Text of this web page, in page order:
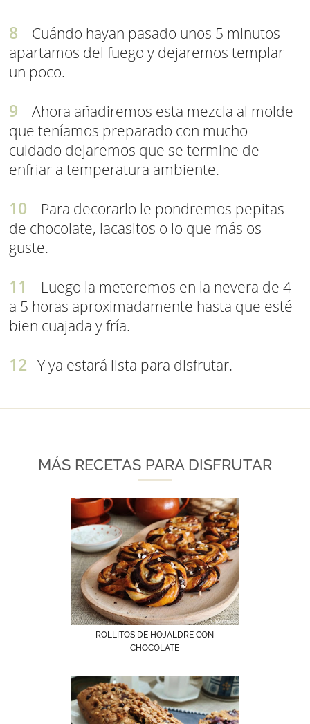
Cuándo hayan pasado unos 5 minutos
apartamos del fuego y dejaremos templar
un poco.
Ahora añadiremos esta mezcla al molde
que teníamos preparado con mucho
cuidado dejaremos que se termine de
enfriar a temperatura ambiente.
Para decorarlo le pondremos pepitas
de chocolate, lacasitos o lo que más os
guste.
Luego la meteremos en la nevera de 4
a 5 horas aproximadamente hasta que esté
bien cuajada y fría.
Y ya estará lista para disfrutar.
MÁS RECETAS PARA DISFRUTAR
ROLLITOS DE HOJALDRE CON
CHOCOLATE